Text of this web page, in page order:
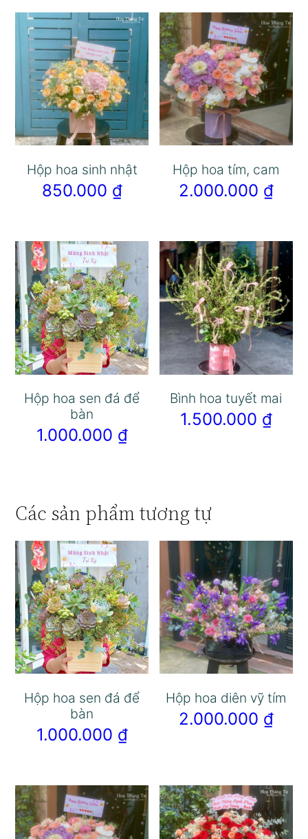
Hộp hoa sinh nhật
850.000 ₫
Hộp hoa tím, cam
2.000.000 ₫
Hộp hoa sen đá để
bàn
1.000.000 ₫
Bình hoa tuyết mai
1.500.000 ₫
Các sản phẩm tương tự
Hộp hoa sen đá để
bàn
1.000.000 ₫
Hộp hoa diên vỹ tím
2.000.000 ₫